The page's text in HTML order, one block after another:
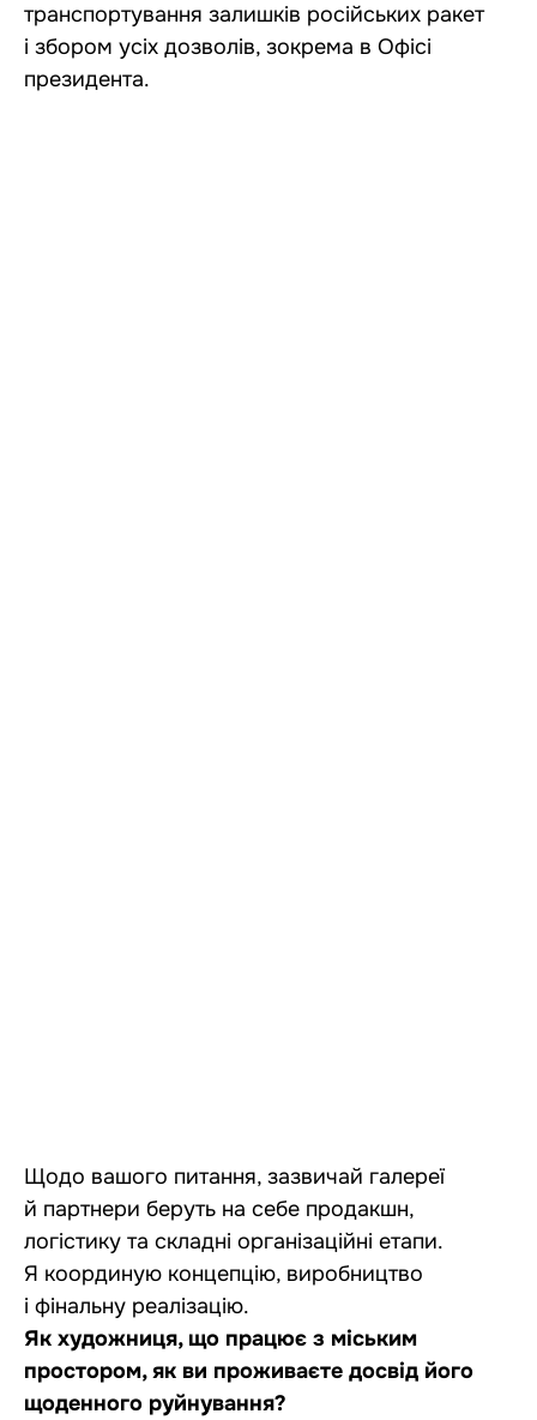
транспортування залишків російських ракет
і збором усіх дозволів, зокрема в Офісі
президента.
Щодо вашого питання, зазвичай галереї
й партнери беруть на себе продакшн,
логістику та складні організаційні етапи.
Я координую концепцію, виробництво
і фінальну реалізацію.
Як художниця, що працює з міським
простором, як ви проживаєте досвід його
щоденного руйнування?